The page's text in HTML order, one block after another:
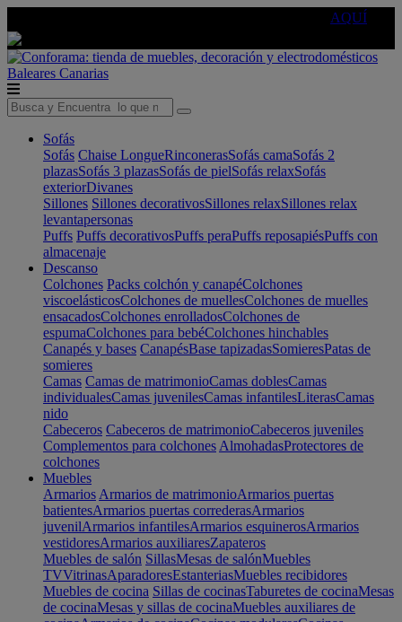
AQUÍ
Baleares Canarias
Sofás
Sofás Chaise LongueRinconerasSofás camaSofás 2
plazasSofás 3 plazasSofás de pielSofás relaxSofás
exteriorDivanes
Sillones Sillones decorativosSillones relaxSillones relax
levantapersonas
Puffs Puffs decorativosPuffs peraPuffs reposapiésPuffs con
almacenaje
Descanso
Colchones Packs colchón y canapéColchones
viscoelásticosColchones de muellesColchones de muelles
ensacadosColchones enrolladosColchones de
espumaColchones para bebéColchones hinchables
Canapés y bases CanapésBase tapizadasSomieresPatas de
somieres
Camas Camas de matrimonioCamas doblesCamas
individualesCamas juvenilesCamas infantilesLiterasCamas
nido
Cabeceros Cabeceros de matrimonioCabeceros juveniles
Complementos para colchones AlmohadasProtectores de
colchones
Muebles
Armarios Armarios de matrimonioArmarios puertas
batientesArmarios puertas correderasArmarios
juvenilArmarios infantilesArmarios esquinerosArmarios
vestidoresArmarios auxiliaresZapateros
Muebles de salón SillasMesas de salónMuebles
TVVitrinasAparadoresEstanteriasMuebles recibidores
Muebles de cocina Sillas de cocinasTaburetes de cocinaMesas
de cocinaMesas y sillas de cocinaMuebles auxiliares de